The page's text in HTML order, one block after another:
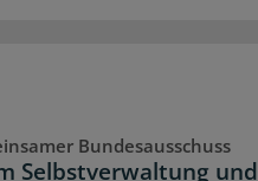
Bundesausschuss
Selbstverwaltung und